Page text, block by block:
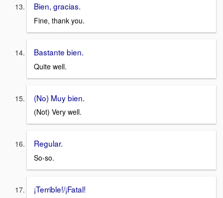
Bien, gracias.
Fine, thank you.
Bastante bien.
Quite well.
(No) Muy bien.
(Not) Very well.
Regular.
So-so.
¡Terrible!/¡Fatal!